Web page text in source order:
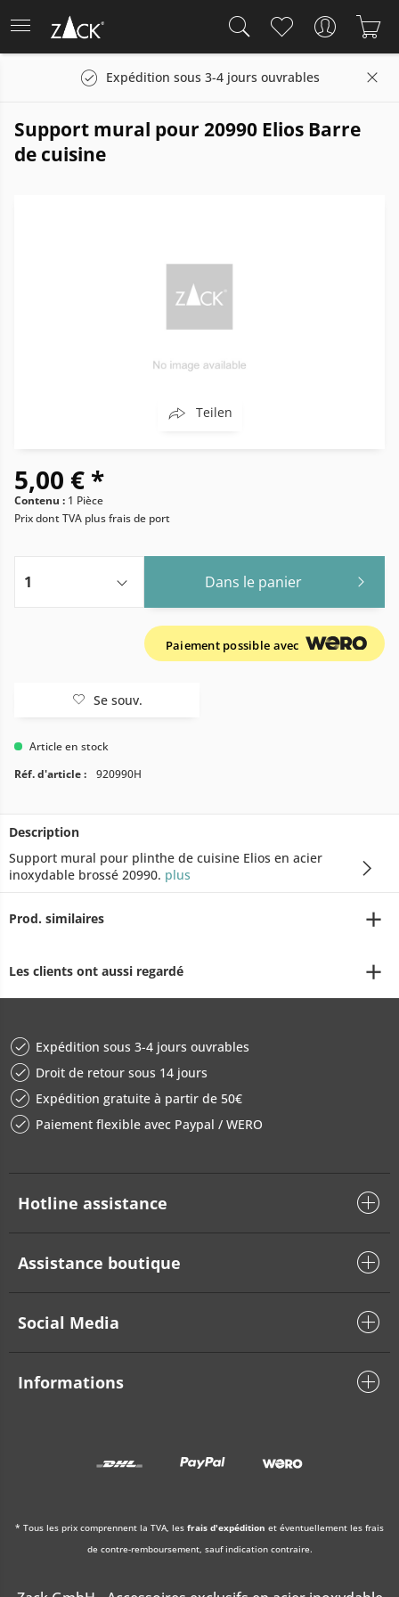
Expédition sous 3-4 jours ouvrables
Support mural pour 20990 Elios Barre
de cuisine
Teilen
5,00 € *
Contenu : 1 Pièce
Prix dont TVA plus frais de port
Dans le panier
Paiement possible avec
Se souv.
Article en stock
Réf. d'article :
920990H
Description
Support mural pour plinthe de cuisine Elios en acier
inoxydable brossé 20990. plus
Prod. similaires
Les clients ont aussi regardé
Expédition sous 3-4 jours ouvrables
Droit de retour sous 14 jours
Expédition gratuite à partir de 50€
Paiement flexible avec Paypal / WERO
Hotline assistance
Assistance boutique
Social Media
Informations
* Tous les prix comprennent la TVA, les frais d'expédition et éventuellement les frais
de contre-remboursement, sauf indication contraire.